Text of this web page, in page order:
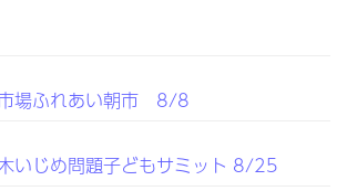
場ふれあい朝市 8/8
いじめ問題子どもサミット 8/25